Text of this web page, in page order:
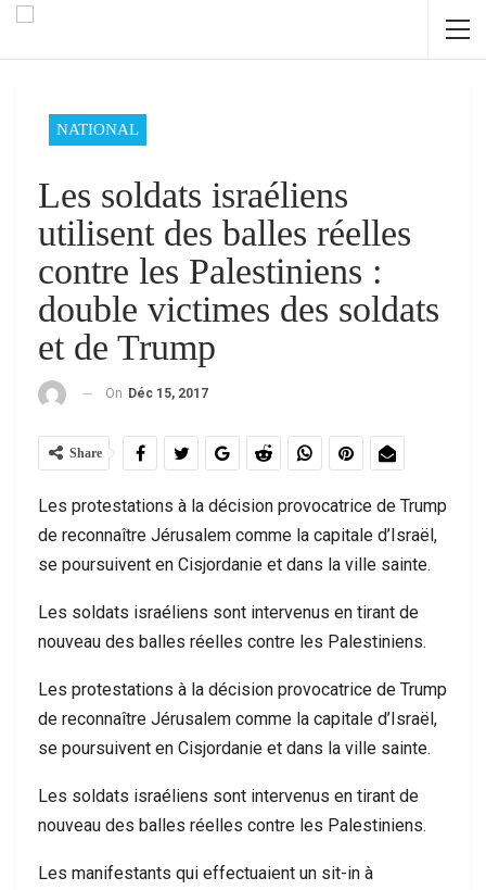
NATIONAL
Les soldats israéliens
utilisent des balles réelles
contre les Palestiniens :
double victimes des soldats
et de Trump
On Déc 15, 2017
Share
Les protestations à la décision provocatrice de Trump
de reconnaître Jérusalem comme la capitale d’Israël,
se poursuivent en Cisjordanie et dans la ville sainte.
Les soldats israéliens sont intervenus en tirant de
nouveau des balles réelles contre les Palestiniens.
Les protestations à la décision provocatrice de Trump
de reconnaître Jérusalem comme la capitale d’Israël,
se poursuivent en Cisjordanie et dans la ville sainte.
Les soldats israéliens sont intervenus en tirant de
nouveau des balles réelles contre les Palestiniens.
Les manifestants qui effectuaient un sit-in à